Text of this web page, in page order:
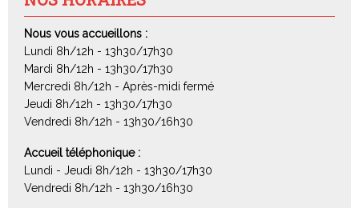
Nous vous accueillons :
Lundi 8h/12h - 13h30/17h30
Mardi 8h/12h - 13h30/17h30
Mercredi 8h/12h - Après-midi fermé
Jeudi 8h/12h - 13h30/17h30
Vendredi 8h/12h - 13h30/16h30
Accueil téléphonique :
Lundi - Jeudi 8h/12h - 13h30/17h30
Vendredi 8h/12h - 13h30/16h30